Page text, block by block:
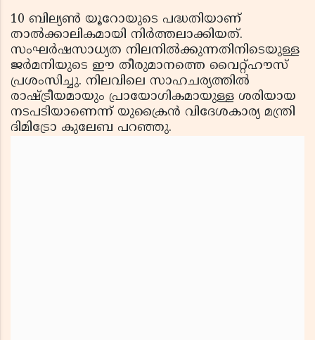
10 ബില്യണ്‍ യൂറോയുടെ പദ്ധതിയാണ്
താല്‍ക്കാലികമായി നിര്‍ത്തലാക്കിയത്.
സംഘര്‍ഷസാധ്യത നിലനില്‍ക്കുന്നതിനിടെയുള്ള
ജര്‍മനിയുടെ ഈ തീരുമാനത്തെ വൈറ്റ്ഹൗസ്
പ്രശംസിച്ചു. നിലവിലെ സാഹചര്യത്തില്‍
രാഷ്ട്രീയമായും പ്രായോഗികമായുള്ള ശരിയായ
നടപടിയാണെന്ന് യുക്രൈന്‍ വിദേശകാര്യ മന്ത്രി
ദിമിട്രോ കുലേബ പറഞ്ഞു.